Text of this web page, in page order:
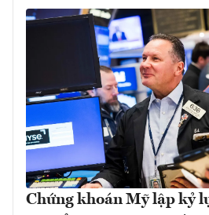
Chứng khoán Mỹ lập kỷ